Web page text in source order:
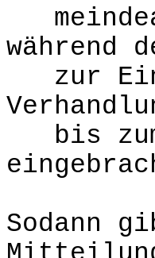
während
zur
bis zum
Sodann